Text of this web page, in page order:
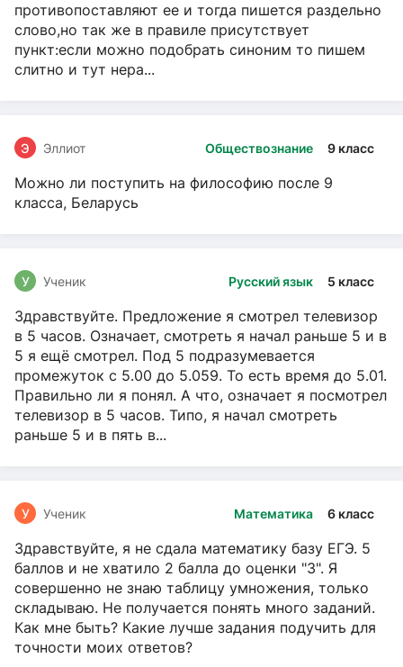
противопоставляют ее и тогда пишется раздельно
слово,но так же в правиле присутствует
пункт:если можно подобрать синоним то пишем
слитно и тут нера...
Обществознание 9 класс
Э Эллиот
Можно ли поступить на философию после 9
класса, Беларусь
Русский язык 5 класс
У Ученик
Здравствуйте. Предложение я смотрел телевизор
в 5 часов. Означает, смотреть я начал раньше 5 и в
5 я ещё смотрел. Под 5 подразумевается
промежуток с 5.00 до 5.059. То есть время до 5.01.
Правильно ли я понял. А что, означает я посмотрел
телевизор в 5 часов. Типо, я начал смотреть
раньше 5 и в пять в...
Математика 6 класс
У Ученик
Здравствуйте, я не сдала математику базу ЕГЭ. 5
баллов и не хватило 2 балла до оценки "3". Я
совершенно не знаю таблицу умножения, только
складываю. Не получается понять много заданий.
Как мне быть? Какие лучше задания подучить для
точности моих ответов?